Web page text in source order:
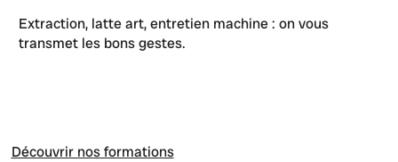
Extraction, latte art, entretien machine : on vous
transmet les bons gestes.
Découvrir nos formations